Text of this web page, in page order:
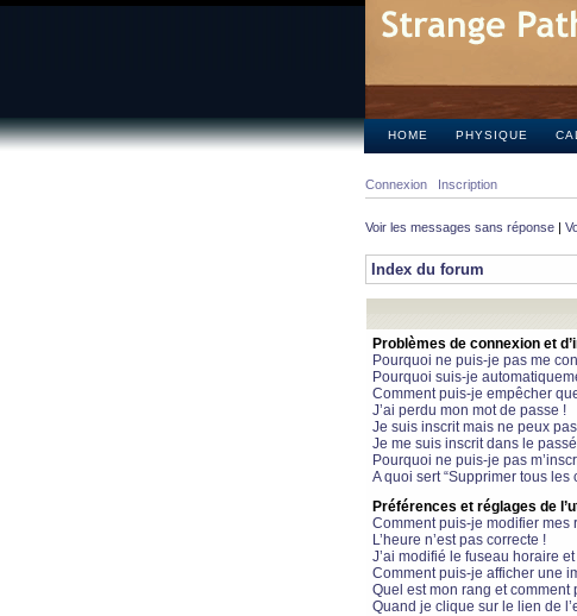
HOME PHYSIQUE
Connexion Inscription
Voir les messages sans réponse |
Index du forum
Problèmes de connexion et
Pourquoi ne puis-je pas me
Pourquoi suis-je
Comment puis-je empêcher
J’ai perdu mon mot de passe !
Je suis inscrit mais ne peux
Je me suis inscrit dans le
Pourquoi ne puis-je pas
A quoi sert “Supprimer tous les
Préférences et réglages de
Comment puis-je modifier mes
L’heure n’est pas correcte !
J’ai modifié le fuseau horaire
Comment puis-je afficher une
Quel est mon rang et comment
Quand je clique sur le lien de